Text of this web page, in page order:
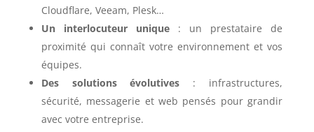
Cloudflare, Veeam, Plesk…
Un interlocuteur unique: un prestataire de
proximité qui connaît votre environnement et vos
équipes.
Des solutions évolutives : infrastructures,
sécurité, messagerie et web pensés pour grandir
avec votre entreprise.